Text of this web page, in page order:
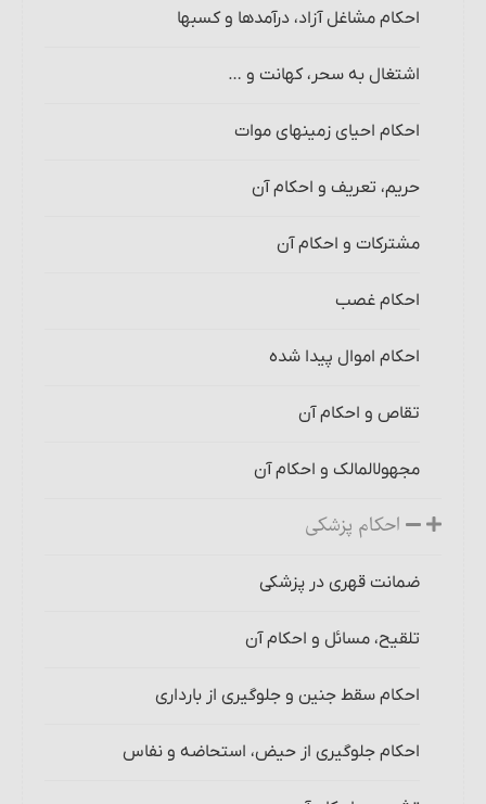
احکام مشاغل آزاد، درآمدها و کسبها
اشتغال به سحر، کهانت و …
احکام احیای زمینهای موات‏
حریم، تعریف و احکام آن‏
مشترکات و احکام آن‏
احکام غصب‏
احکام اموال پیدا شده
تقاص و احکام آن‏
مجهول‎المالک و احکام آن‏
احکام پزشکی
ضمانت قهری در پزشکی
تلقیح، مسائل و احکام آن
احکام سقط جنین و جلوگیری از بارداری
احکام جلوگیری از حیض، استحاضه و نفاس‏